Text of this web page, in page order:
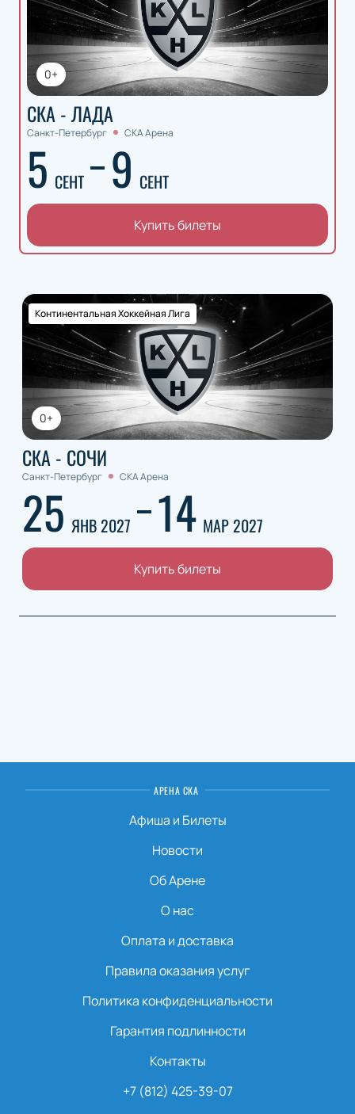
0+
СКА - ЛАДА
Санкт-Петербург СКА Арена
5 СЕНТ 9 СЕНТ
Купить билеты
0+
Континентальная Хоккейная Лига
СКА - СОЧИ
Санкт-Петербург СКА Арена
25 ЯНВ 2027 14 МАР 2027
Купить билеты
АРЕНА СКА
Афиша и Билеты
Новости
Об Арене
О нас
Оплата и доставка
Правила оказания услуг
Политика конфиденциальности
Гарантия подлинности
Контакты
+7 (812) 425-39-07